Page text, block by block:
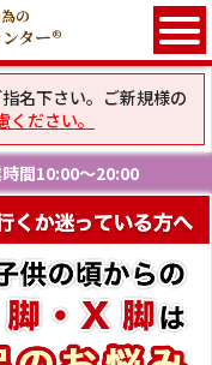
の
ター®
名下さい。ご新規様の
ださい。
間10:00〜20:00